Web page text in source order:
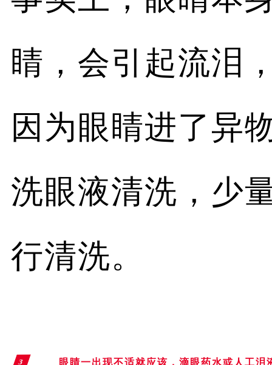
睛，会引起流泪
因为眼睛进了异
洗眼液清洗，少
行清洗。
3 眼睛一出现不适就应该， 滴眼药水或人工泪